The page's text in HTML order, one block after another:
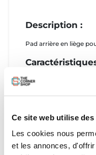
Ce site web utilise des
Les cookies nous
et les annonces,
Description :
Pad arrière en liège
coup de pied de 25 mm.
avant en liège et
Conception et
Fabriqué à partir de